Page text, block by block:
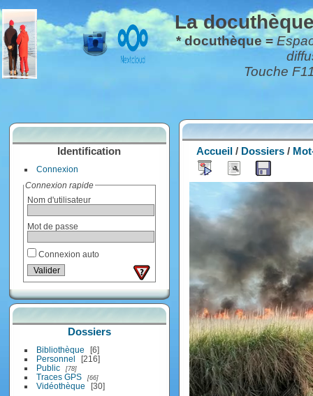
La
* docuthèque =
Touche
Identification
Connexion
Connexion rapide
Nom d'utilisateur
Mot de passe
Connexion auto
Dossiers
Bibliothèque
6
Personnel
216
Public
78
Traces GPS 66
Vidéothèque
30
Accueil / Dossiers /